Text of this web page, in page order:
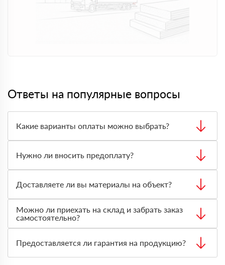
Ответы на популярные вопросы
Какие варианты оплаты можно выбрать?
или переводом на расчётный счёт. Подходящий способ
оплаты согласовывается с менеджером при оформлении
заказа.
Нужно ли вносить предоплату?
принимаете товар, проверяете количество и состояние
материала, затем оплачиваете заказ на месте.
Доставляете ли вы материалы на объект?
с учётом адреса, объёма заказа, типа материала и
необходимого транспорта.
Можно ли приехать на склад и забрать заказ
самостоятельно?
оформить заявку через менеджера, чтобы товар
подготовили к выдаче.
Предоставляется ли гарантия на продукцию?